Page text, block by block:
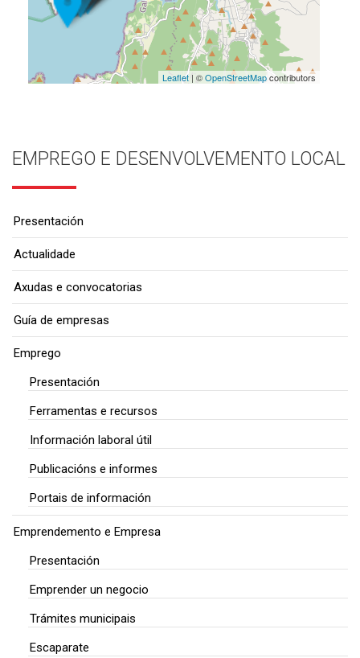
Leaflet| ©OpenStreetMapcontributors
EMPREGO E DESENVOLVEMENTO LOCAL
Presentación
Actualidade
Axudas e convocatorias
Guía de empresas
Emprego
Presentación
Ferramentas e recursos
Información laboral útil
Publicacións e informes
Portais de información
Emprendemento e Empresa
Presentación
Emprender un negocio
Trámites municipais
Escaparate